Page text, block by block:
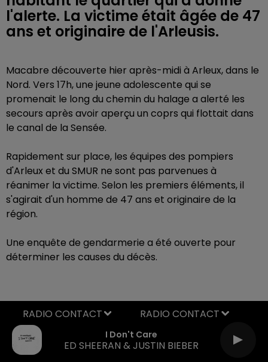
l'alerte. La victime était âgée de 47
ans et originaire de l'Arleusis.
Macabre découverte hier après-midi à Arleux, dans le
Nord. Vers 17h, une jeune adolescente qui se
promenait le long du chemin du halage a alerté les
secours après avoir aperçu un coprs qui flottait dans
le canal de la Sensée.
Rapidement sur place, les équipes des pompiers
d'Arleux et du SMUR ne sont pas parvenues à
réanimer la victime. Selon les premiers éléments, il
s'agirait d'un homme de 47 ans et originaire de la
région.
Une enquête de gendarmerie a été ouverte pour
déterminer les causes du décès.
I Don't Care
ED SHEERAN & JUSTIN BIEBER
RADIO CONTACT